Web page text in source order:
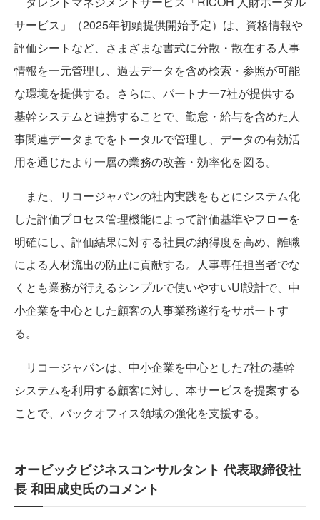
サービス」（2025年初頭提供開始予定）は、資格情報や
評価シートなど、さまざまな書式に分散・散在する人事
情報を一元管理し、過去データを含め検索・参照が可能
な環境を提供する。さらに、パートナー7社が提供する
基幹システムと連携することで、勤怠・給与を含めた人
事関連データまでをトータルで管理し、データの有効活
用を通じたより一層の業務の改善・効率化を図る。
また、リコージャパンの社内実践をもとにシステム化
した評価プロセス管理機能によって評価基準やフローを
明確にし、評価結果に対する社員の納得度を高め、離職
による人材流出の防止に貢献する。人事専任担当者でな
くとも業務が行えるシンプルで使いやすいUI設計で、中
小企業を中心とした顧客の人事業務遂行をサポートす
る。
リコージャパンは、中小企業を中心とした7社の基幹
システムを利用する顧客に対し、本サービスを提案する
ことで、バックオフィス領域の強化を支援する。
オービックビジネスコンサルタント 代表取締役社
長 和田成史氏のコメント